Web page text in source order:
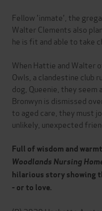
Fellow 'inmate', the
Walter Clements also
he is fit and able to take
When Hattie and Walter
Owls, a clandestine club
dog, Queenie, they
Bronwyn is dismissed
to aged care, they must
unlikely, unexpected
Full of wisdom and
Woodlands Nursing
hilarious story showing
- or to love.